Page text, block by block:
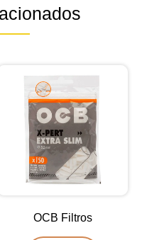
OCB Filtros